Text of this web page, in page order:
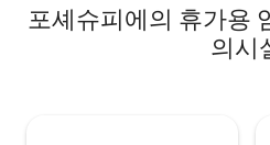
니다. 샤워기가 있는 욕실. 위층에
개 있습니다. 하나는 더블 침대 1
다른 하나는 싱글 침대 2개가 있습
포셰슈피에의 휴가용
의시